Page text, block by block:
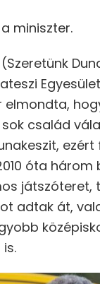
miniszter.
család
óta
játszóteret,
adtak át,